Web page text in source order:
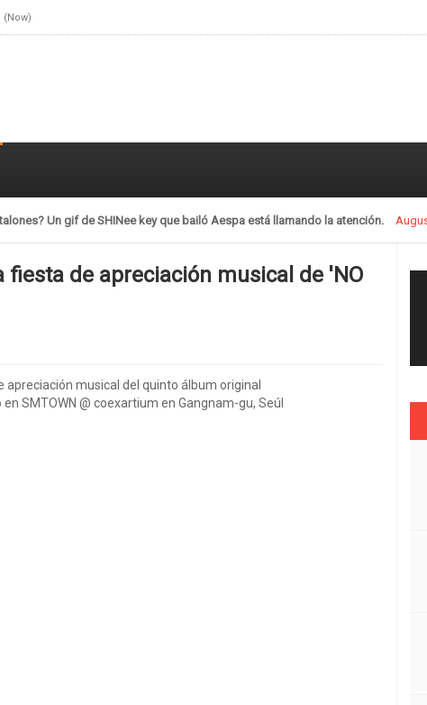
(Now)
llamando la atención. July 28, 2021
fiesta de apreciación musical de 'NO
apreciación musical del quinto álbum original
SMTOWN @ coexartium en Gangnam-gu, Seúl